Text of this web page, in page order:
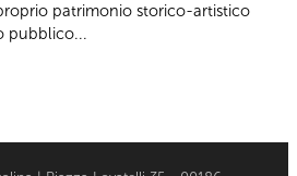
patrimonio storico-artistico
pubblico...